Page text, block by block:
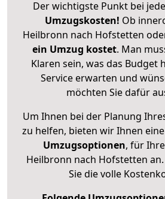
Der wichtigste Punkt bei
Umzugskosten! Ob
Heilbronn nach Hofstetten
ein Umzug kostet. Man
Klaren sein, was das Budget
Service erwarten und
möchten Sie dafür
Um Ihnen bei der Planung
zu helfen, bieten wir Ihnen eine
Umzugsoptionen, für
Heilbronn nach Hofstetten
Sie die volle